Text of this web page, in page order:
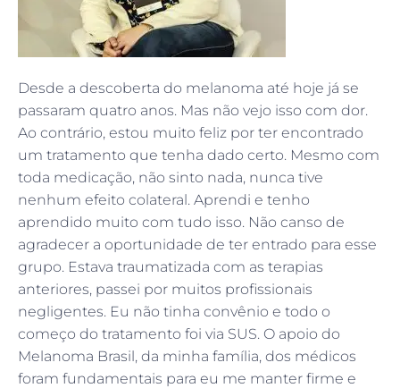
Desde a descoberta do melanoma até hoje já se
passaram quatro anos. Mas não vejo isso com dor.
Ao contrário, estou muito feliz por ter encontrado
um tratamento que tenha dado certo. Mesmo com
toda medicação, não sinto nada, nunca tive
nenhum efeito colateral. Aprendi e tenho
aprendido muito com tudo isso. Não canso de
agradecer a oportunidade de ter entrado para esse
grupo. Estava traumatizada com as terapias
anteriores, passei por muitos profissionais
negligentes. Eu não tinha convênio e todo o
começo do tratamento foi via SUS. O apoio do
Melanoma Brasil, da minha família, dos médicos
foram fundamentais para eu me manter firme e